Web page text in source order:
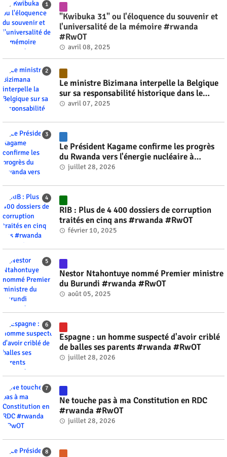
"Kwibuka 31" ou l'éloquence du souvenir et
l'universalité de la mémoire #rwanda
#RwOT
avril 08, 2025
Le ministre Bizimana interpelle la Belgique
sur sa responsabilité historique dans le
génocide #rwanda #RwOT
avril 07, 2025
Le Président Kagame confirme les progrès
du Rwanda vers l'énergie nucléaire à
l'horizon 2030 #rwanda #RwOT
juillet 28, 2026
RIB : Plus de 4 400 dossiers de corruption
traités en cinq ans #rwanda #RwOT
février 10, 2025
Nestor Ntahontuye nommé Premier ministre
du Burundi #rwanda #RwOT
août 05, 2025
Espagne : un homme suspecté d'avoir criblé
de balles ses parents #rwanda #RwOT
juillet 28, 2026
Ne touche pas à ma Constitution en RDC
#rwanda #RwOT
juillet 28, 2026